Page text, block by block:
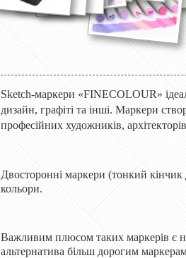
Sketch-маркери «FINECOLOUR»
дизайн, графіті та інші. Маркери
професійних художників,
Двосторонні маркери (тонкий
кольори.
Важливим плюсом таких маркерів є
альтернатива більш дорогим